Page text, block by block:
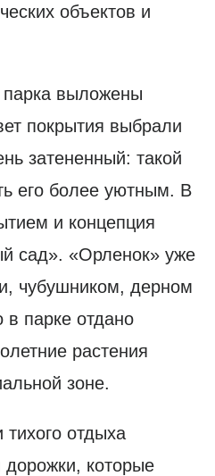
объектов и
выложены
покрытия выбрали
затененный: такой
его более уютным. В
и концепция
сад». «Орленок» уже
чубушником, дерном
парке отдано
растения
зоне.
тихого отдыха
дорожки, которые